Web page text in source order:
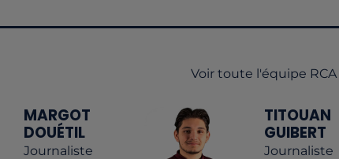
Voir toute l'équipe RCA
MARGOT
DOUÉTIL
Journaliste
TITOUAN
GUIBERT
Journaliste